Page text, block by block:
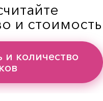
и стоимость
и количество